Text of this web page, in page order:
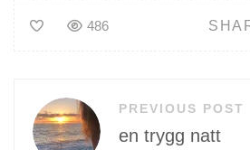
486
Beitragsnavigation
PREVIOUS POST
en trygg natt